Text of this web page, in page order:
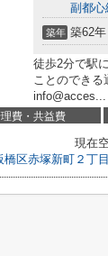
副都心
築年 築62年
徒歩2分で駅
ことのできる
info@acces...
費・共益費
現在
橋区赤塚新町２丁